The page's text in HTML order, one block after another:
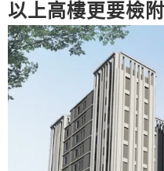
以上高樓更要檢